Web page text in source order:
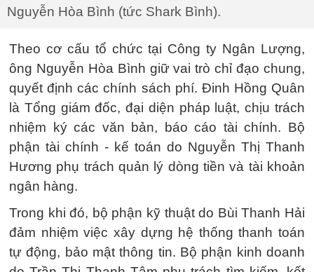
Nguyễn Hòa Bình (tức Shark Bình).
Theo cơ cấu tổ chức tại Công ty Ngân Lượng,
ông Nguyễn Hòa Bình giữ vai trò chỉ đạo chung,
quyết định các chính sách phí. Đinh Hồng Quân
là Tổng giám đốc, đại diện pháp luật, chịu trách
nhiệm ký các văn bản, báo cáo tài chính. Bộ
phận tài chính - kế toán do Nguyễn Thị Thanh
Hương phụ trách quản lý dòng tiền và tài khoản
ngân hàng.
Trong khi đó, bộ phận kỹ thuật do Bùi Thanh Hải
đảm nhiệm việc xây dựng hệ thống thanh toán
tự động, bảo mật thông tin. Bộ phận kinh doanh